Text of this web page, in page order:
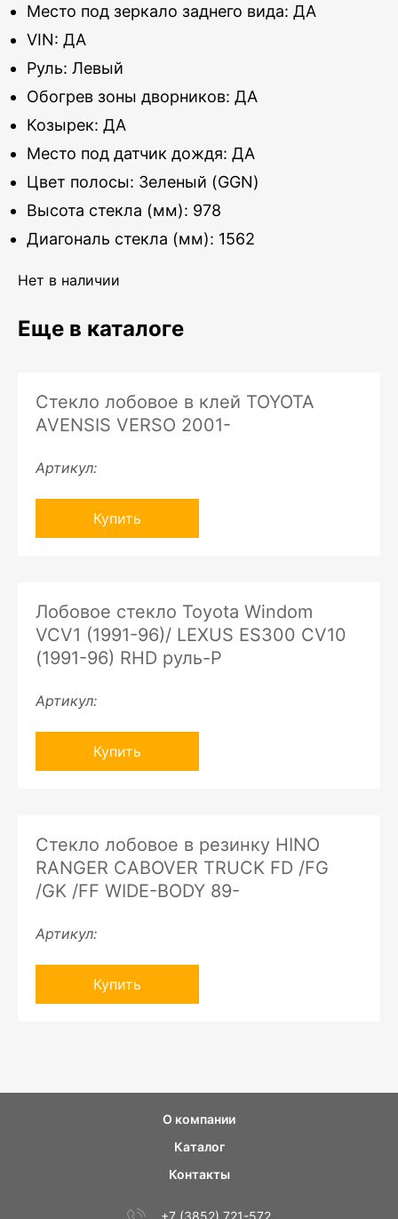
Место под зеркало заднего вида: ДА
VIN: ДА
Руль: Левый
Обогрев зоны дворников: ДА
Козырек: ДА
Место под датчик дождя: ДА
Цвет полосы: Зеленый (GGN)
Высота стекла (мм): 978
Диагональ стекла (мм): 1562
Нет в наличии
Еще в каталоге
Стекло лобовое в клей TOYOTA
AVENSIS VERSO 2001-
Артикул:
Купить
Лобовое стекло Toyota Windom
VCV1 (1991-96)/ LEXUS ES300 CV10
(1991-96) RHD руль-P
Артикул:
Купить
Стекло лобовое в резинку HINO
RANGER CABOVER TRUCK FD /FG
/GK /FF WIDE-BODY 89-
Артикул:
Купить
О компании
Каталог
Контакты